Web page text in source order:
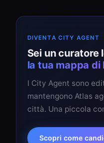
DIVENTA CITY AGENT
Sei un curatore
la tua mappa di
I City Agent sono
mantengono Atlas
città. Una piccola
Scopri come